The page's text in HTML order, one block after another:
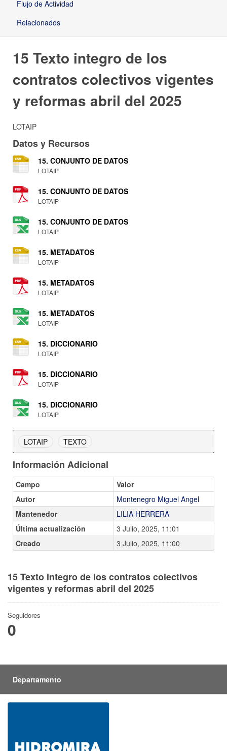
Flujo de Actividad
Relacionados
15 Texto integro de los
contratos colectivos vigentes
y reformas abril del 2025
LOTAIP
Datos y Recursos
15. CONJUNTO DE DATOS
LOTAIP
15. CONJUNTO DE DATOS
LOTAIP
15. CONJUNTO DE DATOS
LOTAIP
15. METADATOS
LOTAIP
15. METADATOS
LOTAIP
15. METADATOS
LOTAIP
15. DICCIONARIO
LOTAIP
15. DICCIONARIO
LOTAIP
15. DICCIONARIO
LOTAIP
LOTAIP TEXTO
Información Adicional
Campo
Valor
Autor
Montenegro Miguel Angel
Mantenedor
LILIA HERRERA
Última actualización
3 Julio, 2025, 11:01
Creado
3 Julio, 2025, 11:00
15 Texto integro de los contratos colectivos
vigentes y reformas abril del 2025
Seguidores
0
Departamento